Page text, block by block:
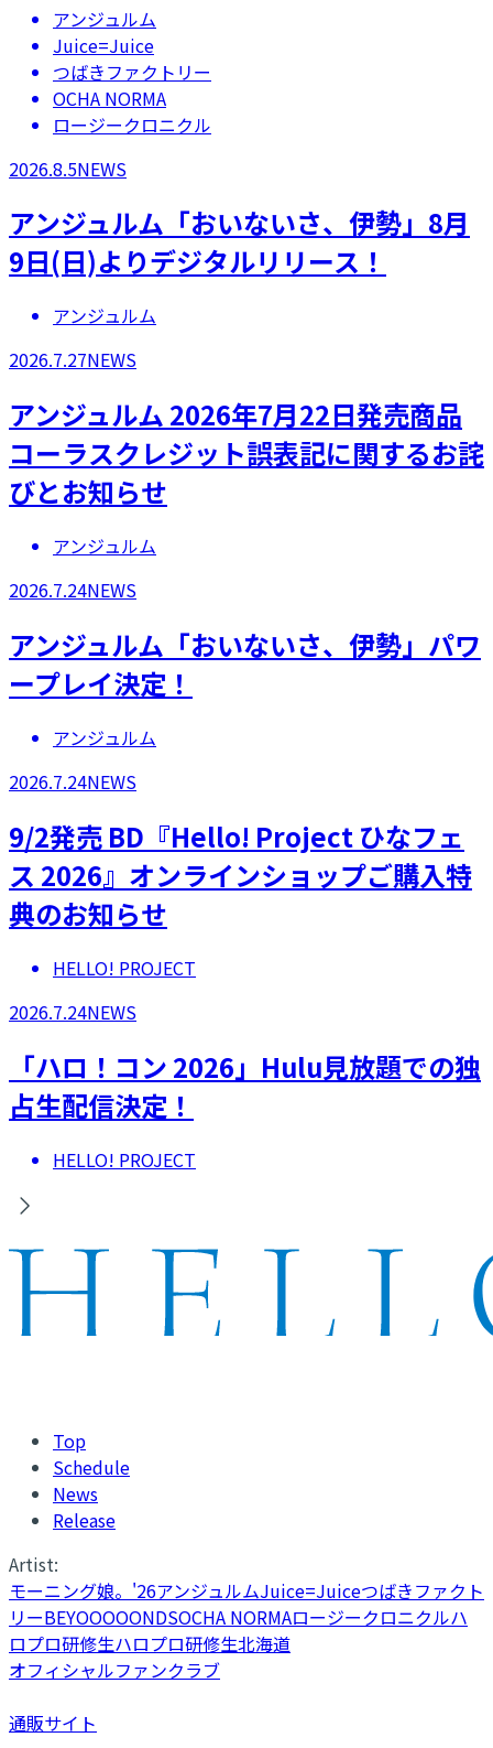
アンジュルム
Juice=Juice
つばきファクトリー
OCHA NORMA
ロージークロニクル
2026.8.5NEWS
アンジュルム「おいないさ、伊勢」8月
9日(日)よりデジタルリリース！
アンジュルム
2026.7.27NEWS
アンジュルム 2026年7月22日発売商品
コーラスクレジット誤表記に関するお詫
びとお知らせ
アンジュルム
2026.7.24NEWS
アンジュルム「おいないさ、伊勢」パワ
ープレイ決定！
アンジュルム
2026.7.24NEWS
9/2発売 BD『Hello! Project ひなフェ
ス 2026』オンラインショップご購入特
典のお知らせ
HELLO! PROJECT
2026.7.24NEWS
「ハロ！コン 2026」Hulu見放題での独
占生配信決定！
HELLO! PROJECT
Top
Schedule
News
Release
Artist:
モーニング娘。'26アンジュルムJuice=Juiceつばきファクト
リーBEYOOOOONDSOCHA NORMAロージークロニクルハ
ロプロ研修生ハロプロ研修生北海道
オフィシャルファンクラブ
通販サイト